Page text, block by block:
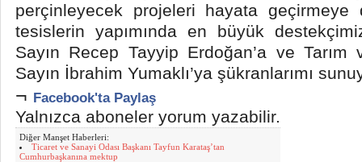
perçinleyecek projeleri hayata geçirmeye
tesislerin yapımında en büyük
Sayın Recep Tayyip Erdoğan’a ve Tarım
Sayın İbrahim Yumaklı’ya şükranlarımı
¬ Facebook'ta Paylaş
Yalnızca aboneler yorum yazabilir.
Diğer Manşet Haberleri:
Ticaret ve Sanayi Odası Başkanı Tayfun Karataş’tan
Cumhurbaşkanına mektup